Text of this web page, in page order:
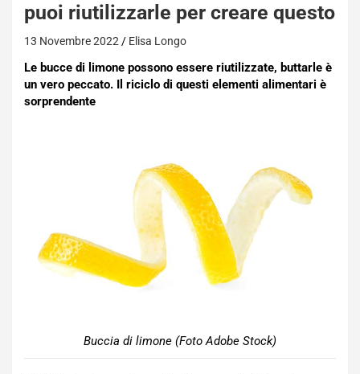
puoi riutilizzarle per creare questo
13 Novembre 2022 Elisa Longo
Le bucce di limone possono essere riutilizzate, buttarle è
un vero peccato. Il riciclo di questi elementi alimentari è
sorprendente
Buccia di limone (Foto Adobe Stock)